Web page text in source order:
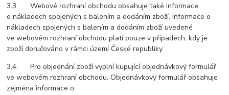
3.3. Webové rozhraní obchodu obsahuje také informace
o nákladech spojených s balením a dodáním zboží. Informace o
nákladech spojených s balením a dodáním zboží uvedené
ve webovém rozhraní obchodu platí pouze v případech, kdy je
zboží doručováno v rámci území České republiky.
3.4. Pro objednání zboží vyplní kupující objednávkový formulář
ve webovém rozhraní obchodu. Objednávkový formulář obsahuje
zejména informace o: